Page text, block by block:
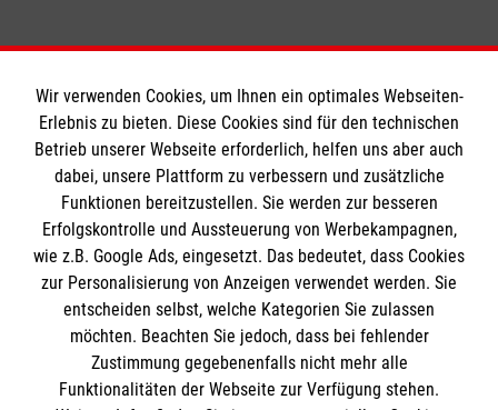
Informationen
Impressum
Datenschutz
Barrierefreiheit
Kontakt
Die Malteser
Malteser in Deutschland
Malteserorden
Spendenkonto
Wir verwenden Cookies, um Ihnen ein optimales Webseiten-
Erlebnis zu bieten. Diese Cookies sind für den technischen
Betrieb unserer Webseite erforderlich, helfen uns aber auch
dabei, unsere Plattform zu verbessern und zusätzliche
Funktionen bereitzustellen. Sie werden zur besseren
Erfolgskontrolle und Aussteuerung von Werbekampagnen,
wie z.B. Google Ads, eingesetzt. Das bedeutet, dass Cookies
zur Personalisierung von Anzeigen verwendet werden. Sie
entscheiden selbst, welche Kategorien Sie zulassen
möchten. Beachten Sie jedoch, dass bei fehlender
Zustimmung gegebenenfalls nicht mehr alle
Funktionalitäten der Webseite zur Verfügung stehen.